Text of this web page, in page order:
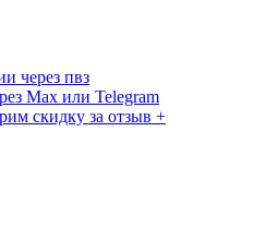
через пвз
Max или Telegram
скидку за отзыв +